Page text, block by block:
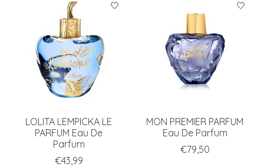
LOLITA LEMPICKA LE
PARFUM Eau De
Parfum
€43,99
MON PREMIER PARFUM
Eau De Parfum
€79,50